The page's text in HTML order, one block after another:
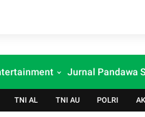
Jurnal Pandawa
TNI AL TNI AU POLRI